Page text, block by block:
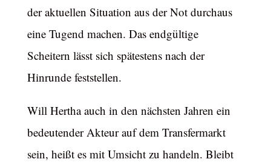
der aktuellen Situation aus der Not durchaus
eine Tugend machen. Das endgültige
Scheitern lässt sich spätestens nach der
Hinrunde feststellen.
Will Hertha auch in den nächsten Jahren ein
bedeutender Akteur auf dem Transfermarkt
sein, heißt es mit Umsicht zu handeln. Bleibt